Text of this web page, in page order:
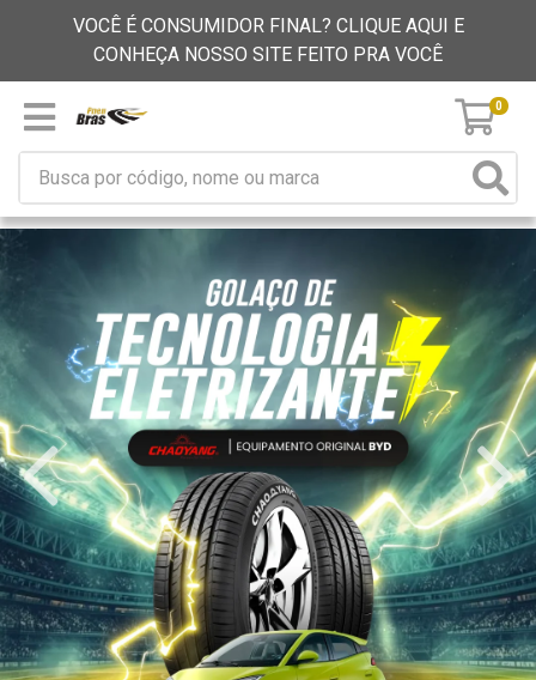
VOCÊ É CONSUMIDOR FINAL? CLIQUE AQUI E
CONHEÇA NOSSO SITE FEITO PRA VOCÊ
0